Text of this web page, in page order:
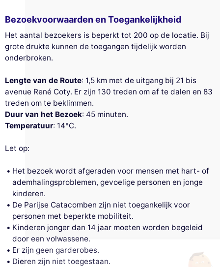
Deze website gebruikt
cookies
Wij gebruiken cookies en uw persoonlijke
gegevens om uw browse-ervaring te
verbeteren, ons bereik te meten en de advertenties die u worden
getoond te personaliseren. U kunt uw voorkeuren op elk moment
accepteren, weigeren of beheren.
Bezoekvoorwaarden en Toegankelijkheid
Het aantal bezoekers is beperkt tot 200 op de locatie. Bij
grote drukte kunnen de toegangen tijdelijk worden
onderbroken.
Lengte van de Route: 1,5 km met de uitgang bij 21 bis
avenue René Coty. Er zijn 130 treden om af te dalen en 83
treden om te beklimmen.
Duur van het Bezoek: 45 minuten.
Temperatuur: 14°C.
Let op:
Het bezoek wordt afgeraden voor mensen met hart- of
ademhalingsproblemen, gevoelige personen en jonge
kinderen.
De Parijse Catacomben zijn niet toegankelijk voor
personen met beperkte mobiliteit.
Kinderen jonger dan 14 jaar moeten worden begeleid
door een volwassene.
Er zijn geen garderobes.
Dieren zijn niet toegestaan.